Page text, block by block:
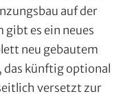
auf der
gibt es ein neues
neu gebautem
das künftig optional
versetzt zur